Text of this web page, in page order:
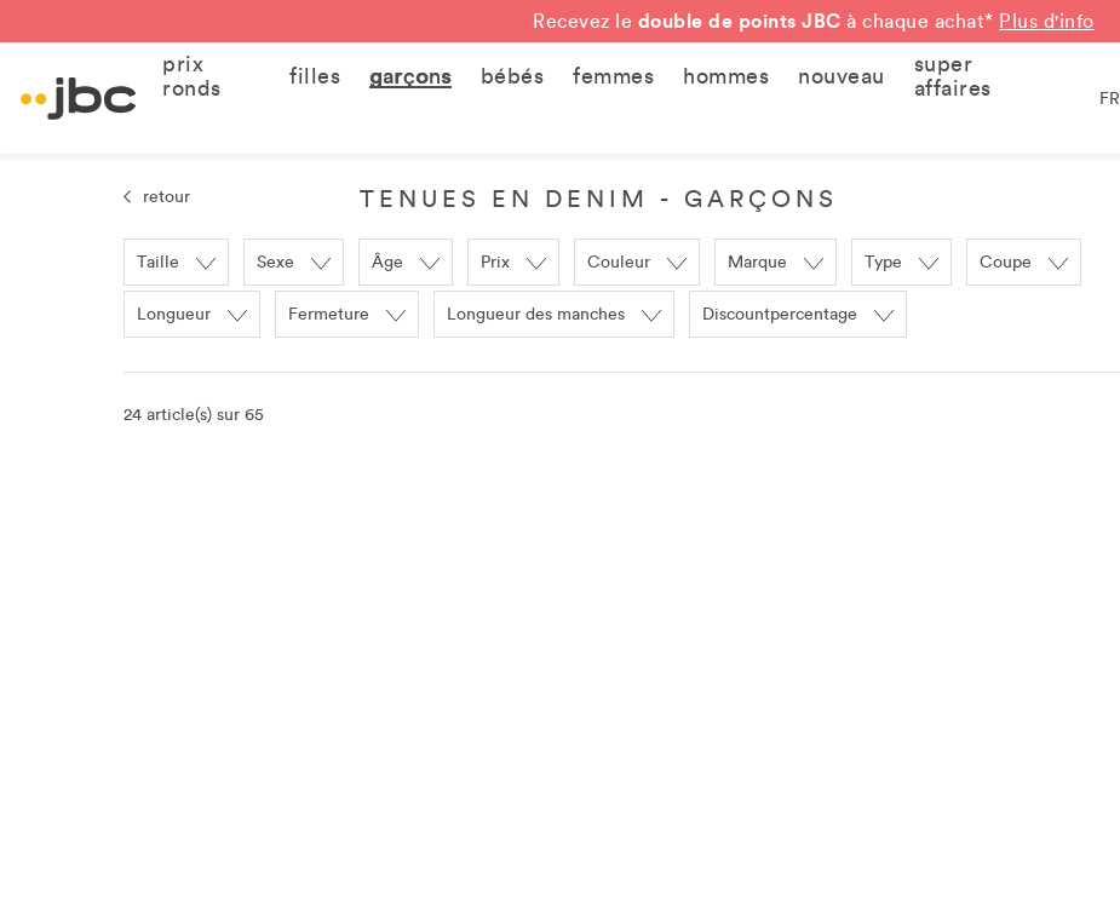
Recevez le double de points JBC à chaque achat* Plus d'info
prix
ronds
filles garçons bébés femmes hommes nouveau
super
affaires
FR
retour TENUES EN DENIM - GARÇONS
Taille Sexe Âge Prix Couleur Marque Type Coupe
Longueur Fermeture Longueur des manches Discountpercentage
24 article(s) sur 65